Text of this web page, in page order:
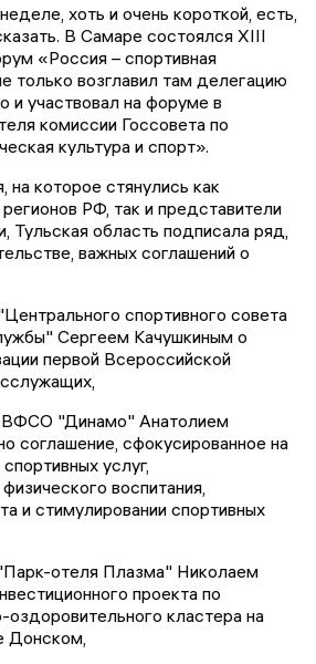
хоть и очень короткой, есть,
В Самаре состоялся XIII
«Россия – спортивная
только возглавил там делегацию
и участвовал на форуме в
комиссии Госсовета по
культура и спорт».
на которое стянулись как
РФ, так и представители
Тульская область подписала ряд,
важных соглашений о
спортивного совета
Сергеем Качушкиным о
первой Всероссийской
ВФСО "Динамо" Анатолием
соглашение, сфокусированное на
услуг,
воспитания,
и стимулировании спортивных
отеля Плазма" Николаем
проекта по
оздоровительного кластера на
Донском,